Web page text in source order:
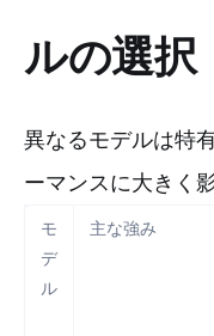
ルの選択
異なるモデルは特
ーマンスに大きく
モ
デ
ル
主な強み